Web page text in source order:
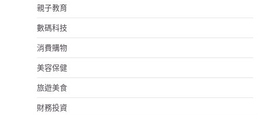
親子教育
數碼科技
消費購物
美容保健
旅遊美食
財務投資